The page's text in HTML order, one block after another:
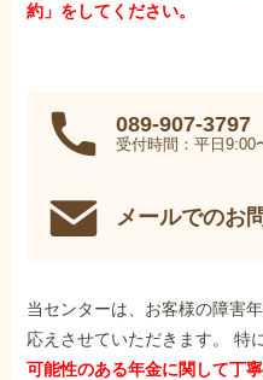
約」をしてください。
089-907-3797
受付時間：平日9:00
メールでのお
当センターは、お客様の障害
応えさせていただきます。 特
可能性のある年金に関して丁